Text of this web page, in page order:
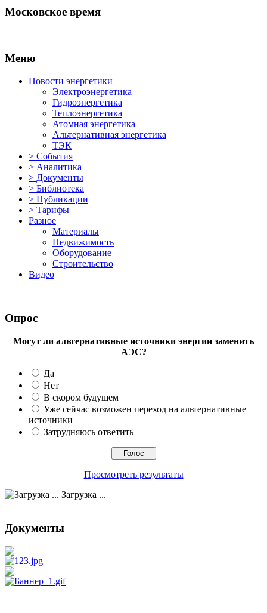
Московское время
Меню
Новости энергетики
Электроэнергетика
Гидроэнергетика
Теплоэнергетика
Атомная энергетика
Альтернативная энергетика
ТЭК
> События
> Аналитика
> Документы
> Библиотека
> Публикации
> Тарифы
Разное
Материалы
Недвижимость
Оборудование
Строительство
Видео
Опрос
Могут ли альтернативные источники энергии заменить
АЭС?
Да
Нет
В скором будущем
Уже сейчас возможен переход на альтернативные
источники
Затрудняюсь ответить
Просмотреть результаты
Загрузка ...
Документы